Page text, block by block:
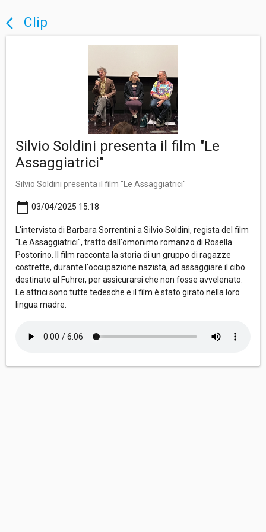
arrow_back_ios Clip
Silvio Soldini presenta il film "Le
Assaggiatrici"
Silvio Soldini presenta il film "Le Assaggiatrici"
calendar_today 03/04/2025 15:18
L'intervista di Barbara Sorrentini a Silvio Soldini, regista del film
"Le Assaggiatrici", tratto dall'omonimo romanzo di Rosella
Postorino. Il film racconta la storia di un gruppo di ragazze
costrette, durante l'occupazione nazista, ad assaggiare il cibo
destinato al Fuhrer, per assicurarsi che non fosse avvelenato.
Le attrici sono tutte tedesche e il film è stato girato nella loro
lingua madre.